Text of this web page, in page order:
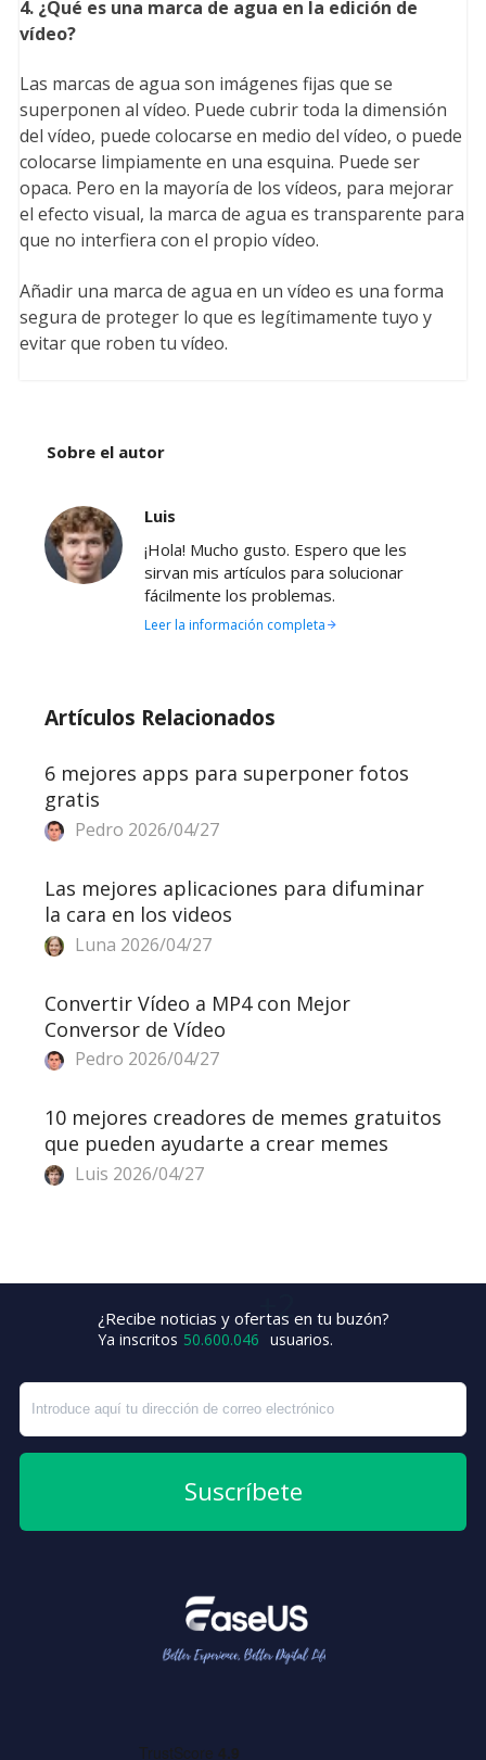
4. ¿Qué es una marca de agua en la edición de
vídeo?
Las marcas de agua son imágenes fijas que se
superponen al vídeo. Puede cubrir toda la dimensión
del vídeo, puede colocarse en medio del vídeo, o puede
colocarse limpiamente en una esquina. Puede ser
opaca. Pero en la mayoría de los vídeos, para mejorar
el efecto visual, la marca de agua es transparente para
que no interfiera con el propio vídeo.
Añadir una marca de agua en un vídeo es una forma
segura de proteger lo que es legítimamente tuyo y
evitar que roben tu vídeo.
Sobre el autor
Luis
¡Hola! Mucho gusto. Espero que les
sirvan mis artículos para solucionar
fácilmente los problemas.
Leer la información completa
Artículos Relacionados
6 mejores apps para superponer fotos
gratis
Pedro 2026/04/27
Las mejores aplicaciones para difuminar
la cara en los videos
Luna 2026/04/27
Convertir Vídeo a MP4 con Mejor
Conversor de Vídeo
Pedro 2026/04/27
10 mejores creadores de memes gratuitos
que pueden ayudarte a crear memes
Luis 2026/04/27
¿Recibe noticias y ofertas en tu buzón?
Ya inscritos 50.600.048 usuarios.
Suscríbete
+6